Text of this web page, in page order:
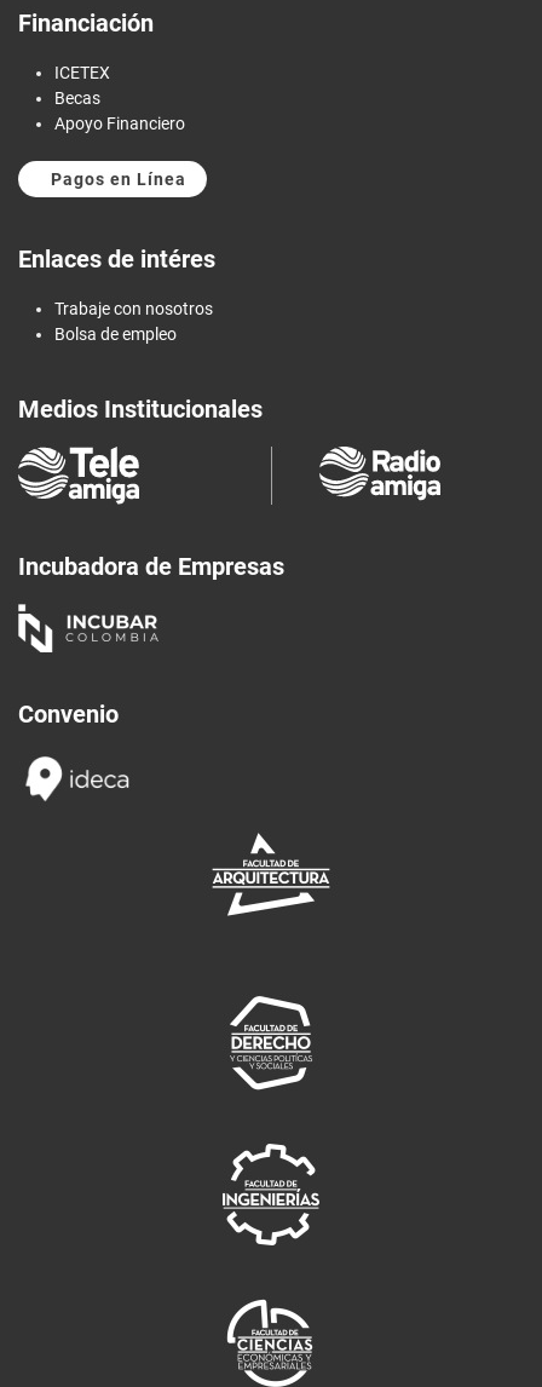
Financiación
ICETEX
Becas
Apoyo Financiero
Pagos en Línea
Enlaces de intéres
Trabaje con nosotros
Bolsa de empleo
Medios Institucionales
Incubadora de Empresas
Convenio